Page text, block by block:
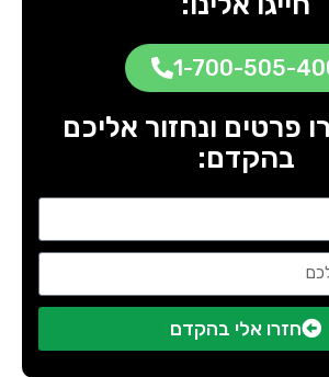
1-700-505-
פרטים ונחזור אליכם
בהקדם:
חזרו אלי בהקדם